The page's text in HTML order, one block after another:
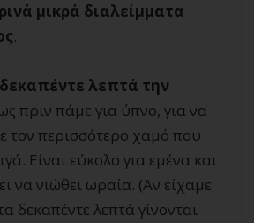
μικρά διαλείμματα
.
δεκαπέντε λεπτά την
πριν πάμε για ύπνο, για να
τον περισσότερο χαμό που
Είναι εύκολο για εμένα και
να νιώθει ωραία. (Αν είχαμε
δεκαπέντε λεπτά γίνονται